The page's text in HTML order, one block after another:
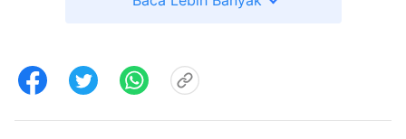
tugasnya tanpa takut kelelahan. Namun
diberhentikan sebagai pengawas sebelumnya
karena watak congkaknya dan
ketidakmampuannya bekerja sama dengan